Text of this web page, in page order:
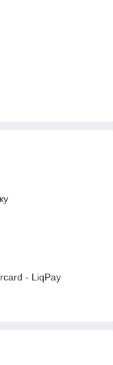
- LiqPay